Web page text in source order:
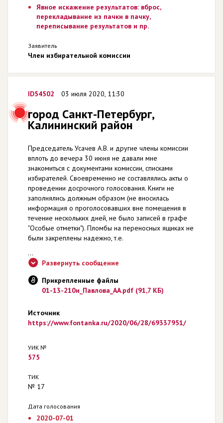
Явное искажение результатов: вброс,
перекладывание из пачки в пачку,
переписывание результатов и пр.
Заявитель
Член избирательной комиссии
ID54502 03 июля 2020, 11:30
город Санкт-Петербург,
Калининский район
Председатель Усачев А.В. и другие члены комиссии
вплоть до вечера 30 июня не давали мне
знакомиться с документами комиссии, списками
избирателей. Своевременно не составлялись акты о
проведении досрочного голосования. Книги не
заполнялись должным образом (не вносилась
информация о проголосовавших вне помещения в
течение нескольких дней, не было записей в графе
"Особые отметки"). Пломбы на переносных ящиках не
были закреплены надежно, т.е.
...
Развернуть сообщение
Прикрепленные файлы
01-13-210и_Павлова_АА.pdf (91,7 КБ)
Источник
https://www.fontanka.ru/2020/06/28/69337951/
УИК №
575
ТИК
№ 17
Дата голосования
2020-07-01